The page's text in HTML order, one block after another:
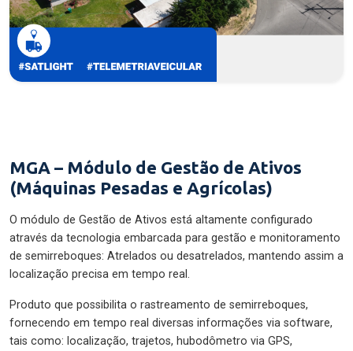
MGA – Módulo de Gestão de Ativos
(Máquinas Pesadas e Agrícolas)
O módulo de Gestão de Ativos está altamente configurado
através da tecnologia embarcada para gestão e monitoramento
de semirreboques: Atrelados ou desatrelados, mantendo assim a
localização precisa em tempo real.
Produto que possibilita o rastreamento de semirreboques,
fornecendo em tempo real diversas informações via software,
tais como: localização, trajetos, hubodômetro via GPS,